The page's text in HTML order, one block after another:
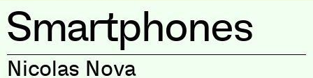
Smartphones
Nicolas Nova